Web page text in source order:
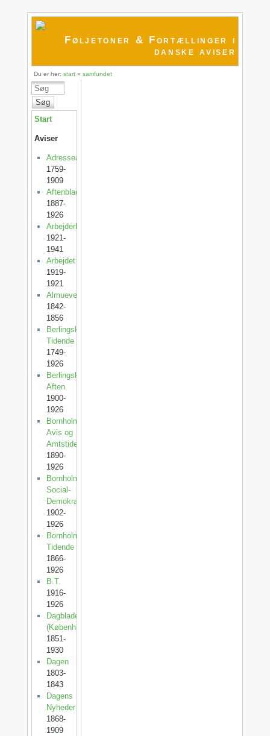
Føljetoner & Fortællinger i
danske aviser
Du er her:start »samfundet
Søg
Start
Aviser
Adresseavisen
1759-
1909
Aftenbladet
1887-
1926
Arbejderbladet
1921-
1941
Arbejdet
1919-
1921
Almuevennen
1842-
1856
Berlingske
Tidende
1749-
1926
Berlingske
Aften
1900-
1926
Bornholms
Avis og
Amtstidende
1890-
1926
Bornholms
Social-
Demokrat
1902-
1926
Bornholms
Tidende
1866-
1926
B.T.
1916-
1926
Dagbladet
(København)
1851-
1930
Dagen
1803-
1843
Dagens
Nyheder
1868-
1909